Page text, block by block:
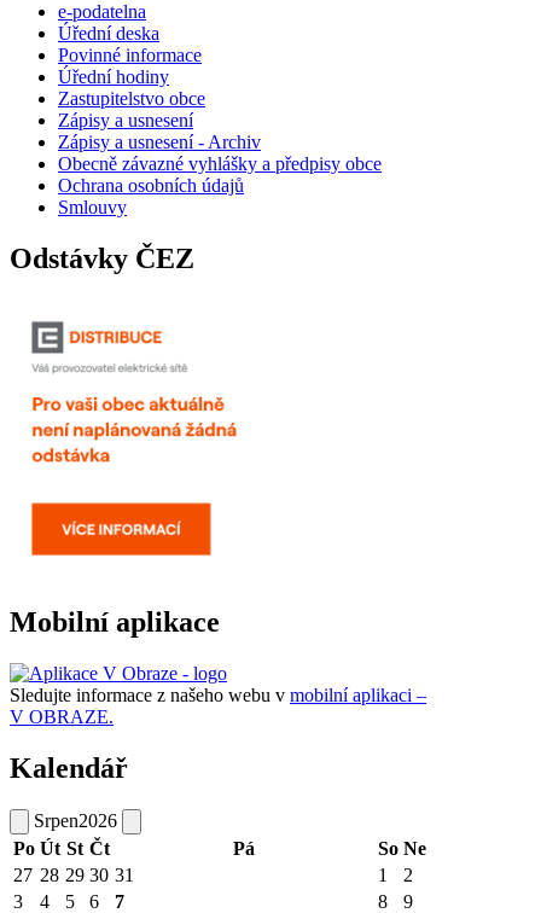
e-podatelna
Úřední deska
Povinné informace
Úřední hodiny
Zastupitelstvo obce
Zápisy a usnesení
Zápisy a usnesení - Archiv
Obecně závazné vyhlášky a předpisy obce
Ochrana osobních údajů
Smlouvy
Odstávky ČEZ
Mobilní aplikace
Sledujte informace z našeho webu v mobilní aplikaci –
V OBRAZE.
Kalendář
Srpen2026
Po Út St Čt Pá So Ne
27 28 29 30 31 1
2
3
4 5 6 7 8 9